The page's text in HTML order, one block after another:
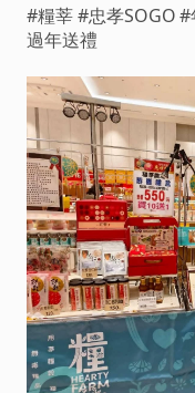
#糧莘 #忠孝SOGO
過年送禮